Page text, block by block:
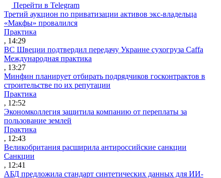
Перейти в Telegram
Третий аукцион по приватизации активов экс-владельца
«Макфы» провалился
Практика
, 14:29
ВС Швеции подтвердил передачу Украине сухогруза Caffa
Международная практика
, 13:27
Минфин планирует отбирать подрядчиков госконтрактов в
строительстве по их репутации
Практика
, 12:52
Экономколлегия защитила компанию от переплаты за
пользование землей
Практика
, 12:43
Великобритания расширила антироссийские санкции
Санкции
, 12:41
АБД предложила стандарт синтетических данных для ИИ-